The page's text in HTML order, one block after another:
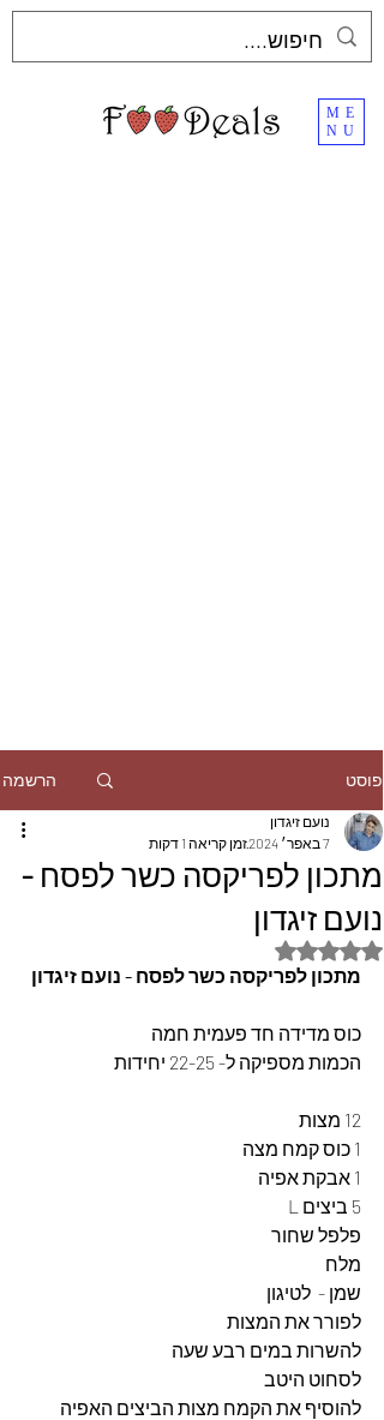
ME
NU
פוסט הרשמה
מתכון לפריקסה כשר לפסח -
נועם זיגדון
נועם זיגדון
7 באפר׳ 2024
זמן קריאה 1 דקות
דירוג של NaN מתוך 5 כוכבים
מתכון לפריקסה כשר לפסח - נועם זיגדון
כוס מדידה חד פעמית חמה
הכמות מספיקה ל- 22-25 יחידות
12 מצות
1 כוס קמח מצה
1 אבקת אפיה
5 ביצים L
פלפל שחור
מלח
שמן -  לטיגון
לפורר את המצות
להשרות במים רבע שעה
לסחוט היטב
להוסיף את הקמח מצות הביצים האפיה